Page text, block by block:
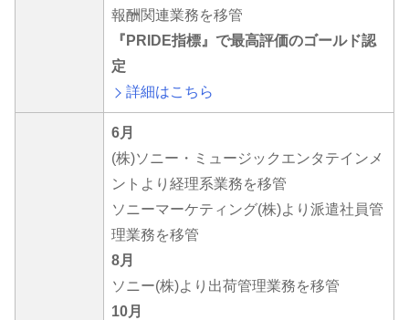
報酬関連業務を移管
『PRIDE指標』で最高評価のゴールド認
定
詳細はこちら
6月
(株)ソニー・ミュージックエンタテインメ
ントより経理系業務を移管
ソニーマーケティング(株)より派遣社員管
理業務を移管
8月
ソニー(株)より出荷管理業務を移管
10月